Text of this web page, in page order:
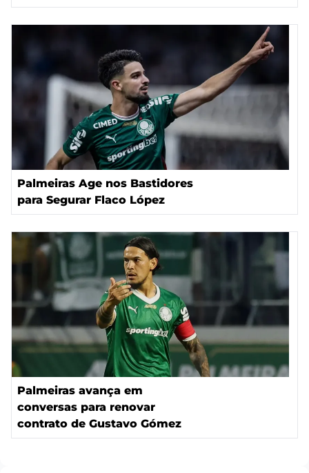
Palmeiras Age nos Bastidores
para Segurar Flaco López
Palmeiras avança em
conversas para renovar
contrato de Gustavo Gómez